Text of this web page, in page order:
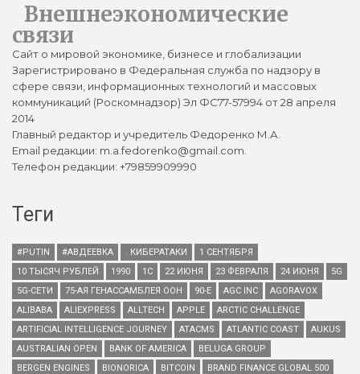
Внешнеэкономические
связи
Сайт о мировой экономике, бизнесе и глобализации
Зарегистрировано в Федеральная служба по надзору в
сфере связи, информационных технологий и массовых
коммуникаций (Роскомнадзор) Эл ФС77-57994 от 28 апреля
2014
Главный редактор и учредитель Федоренко М.А.
Email редакции: m.a.fedorenko@gmail.com.
Телефон редакции: +79859909990
Теги
#PUTIN #АВДЕЕВКА . КИБЕРАТАКИ
1 СЕНТЯБРЯ
10 ТЫСЯЧ РУБЛЕЙ
1990 1С 22 ИЮНЯ 23 ФЕВРАЛЯ 24 ИЮНЯ
5G
5G-СЕТИ
75-АЯ ГЕНАССАМБЛЕЯ ООН 90-Е AGC INC
AGORAVOX
ALIBABA
ALIEXPRESS ALLTECH APPLE
ARCTIC CHALLENGE
ARTIFICIAL INTELLIGENCE JOURNEY
ATACMS ATLANTIC COAST
AUKUS
AUSTRALIAN OPEN
BANK OF AMERICA
BELUGA GROUP
BERGEN ENGINES
BIONORICA BITCOIN
BRAND FINANCE GLOBAL 500